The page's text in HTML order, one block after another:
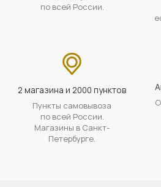
по всей России.
2 магазина и 2000 пунктов
Пункты самовывоза
по всей России.
Магазины в Санкт-
Петербурге.